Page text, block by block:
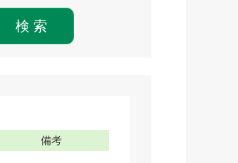
検 索
備考